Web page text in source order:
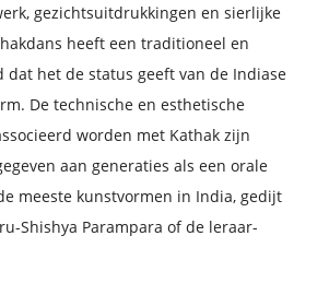
gezichtsuitdrukkingen en sierlijke
heeft een traditioneel en
dat het de status geeft van de Indiase
De technische en esthetische
worden met Kathak zijn
aan generaties als een orale
meeste kunstvormen in India, gedijt
Shishya Parampara of de leraar-